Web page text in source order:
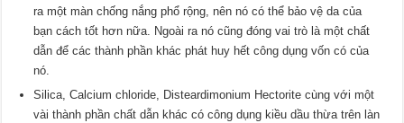
ra một màn chống nắng phổ rộng, nên nó có thể bảo vệ da của
bạn cách tốt hơn nữa. Ngoài ra nó cũng đóng vai trò là một chất
dẫn để các thành phần khác phát huy hết công dụng vốn có của
nó.
Silica, Calcium chloride, Disteardimonium Hectorite cùng với một
vài thành phần chất dẫn khác có công dụng kiều dầu thừa trên làn